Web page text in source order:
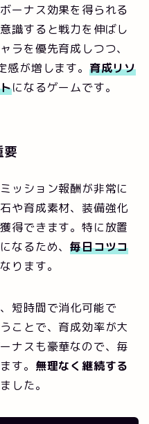
ーナス効果を得られる
識すると戦力を伸ばし
ラを優先育成しつつ、
が増します。 育成リソ
になるゲームです。
要
ッション報酬が非常に
や育成素材、装備強化
得できます。特に放置
なるため、毎日コツコ
ります。
短時間で消化可能で
ことで、育成効率が大
ナスも豪華なので、毎
す。 無理なく継続する
した。